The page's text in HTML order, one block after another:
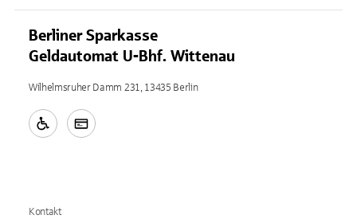
Berliner Sparkasse
Geldautomat U-Bhf. Wittenau
Wilhelmsruher Damm 231, 13435 Berlin
Kontakt